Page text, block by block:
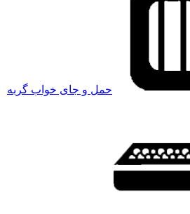
حمل و جای خواب گربه